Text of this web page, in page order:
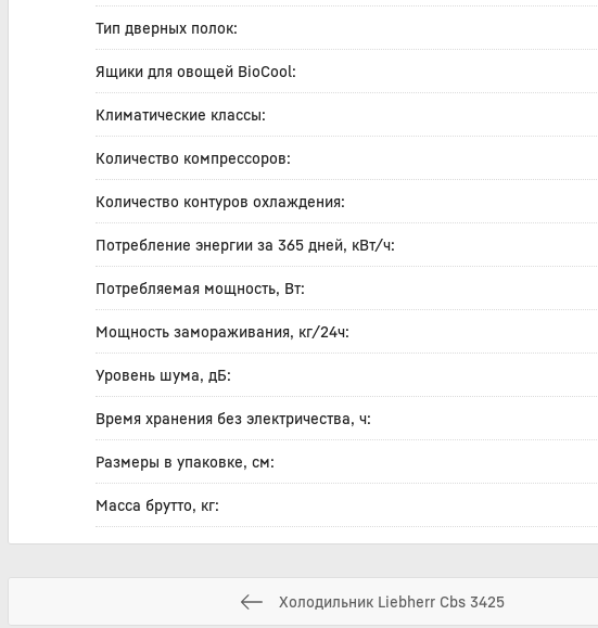
Тип дверных полок:
Ящики для овощей BioCool:
Климатические классы:
Количество компрессоров:
Количество контуров охлаждения:
Потребление энергии за 365 дней, кВт/ч:
Потребляемая мощность, Вт:
Мощность замораживания, кг/24ч:
Уровень шума, дБ:
Время хранения без электричества, ч:
Размеры в упаковке, см:
Масса брутто, кг:
Холодильник Liebherr Cbs 3425